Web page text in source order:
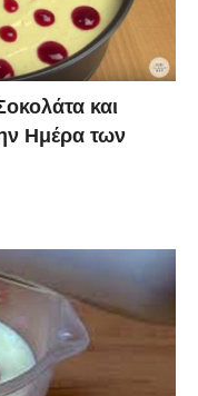
και
Ημέρα των